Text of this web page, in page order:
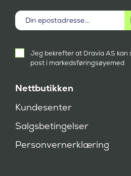
Nettbutikken
Kundesenter
Salgsbetingelser
Personvernerklæring
samtykke
k
e
d
Jeg bekrefter at Dravia AS kan
post i markedsføringsøyemed